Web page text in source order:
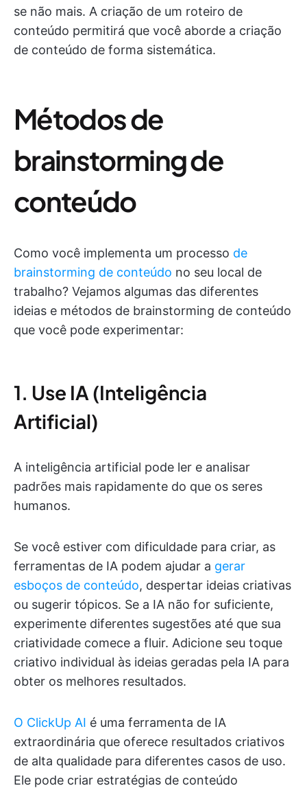
se não mais. A criação de um roteiro de
conteúdo permitirá que você aborde a criação
de conteúdo de forma sistemática.
Métodos de
brainstorming de
conteúdo
Como você implementa um processo de
brainstorming de conteúdo no seu local de
trabalho? Vejamos algumas das diferentes
ideias e métodos de brainstorming de conteúdo
que você pode experimentar:
1. Use IA (Inteligência
Artificial)
A inteligência artificial pode ler e analisar
padrões mais rapidamente do que os seres
humanos.
Se você estiver com dificuldade para criar, as
ferramentas de IA podem ajudar a gerar
esboços de conteúdo, despertar ideias criativas
ou sugerir tópicos. Se a IA não for suficiente,
experimente diferentes sugestões até que sua
criatividade comece a fluir. Adicione seu toque
criativo individual às ideias geradas pela IA para
obter os melhores resultados.
O ClickUp AI é uma ferramenta de IA
extraordinária que oferece resultados criativos
de alta qualidade para diferentes casos de uso.
Ele pode criar estratégias de conteúdo